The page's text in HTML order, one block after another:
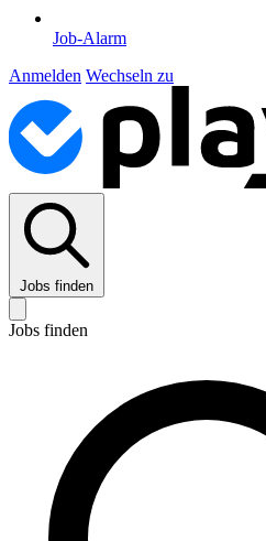
Job-Alarm
Anmelden Wechseln zu
Jobs finden
Jobs finden